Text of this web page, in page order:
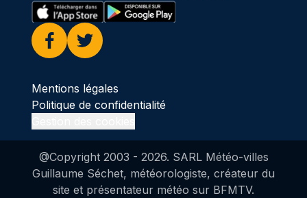
Facebook
Twitter
Mentions légales
Politique de confidentialité
@Copyright 2003 - 2026. SARL Météo-villes
Guillaume Séchet, météorologiste, créateur du
site et présentateur météo sur BFMTV.